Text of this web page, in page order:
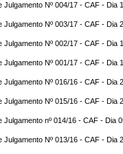
Julgamento Nº 004/17 - CAF - Dia
Julgamento Nº 003/17 - CAF - Dia
Julgamento Nº 002/17 - CAF - Dia
Julgamento Nº 001/17 - CAF - Dia
Julgamento Nº 016/16 - CAF - Dia
Julgamento Nº 015/16 - CAF - Dia
Julgamento nº 014/16 - CAF - Dia
Julgamento Nº 013/16 - CAF - Dia